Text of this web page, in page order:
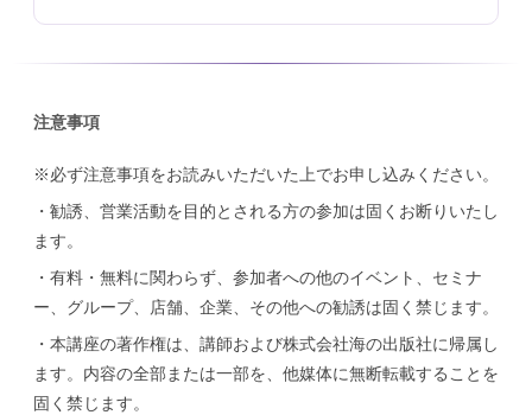
注意事項
※必ず注意事項をお読みいただいた上でお申し込みください。
・勧誘、営業活動を目的とされる方の参加は固くお断りいたし
ます。
・有料・無料に関わらず、参加者への他のイベント、セミナ
ー、グループ、店舗、企業、その他への勧誘は固く禁じます。
・本講座の著作権は、講師および株式会社海の出版社に帰属し
ます。内容の全部または一部を、他媒体に無断転載することを
固く禁じます。